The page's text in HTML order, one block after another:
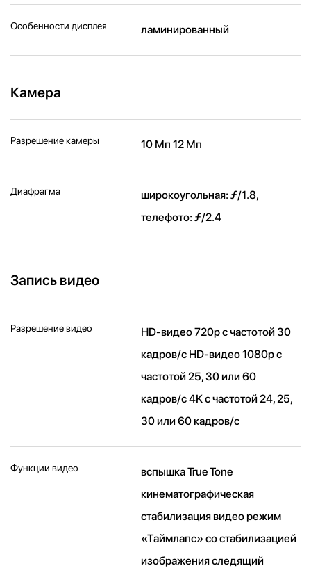
Особенности дисплея ламинированный
Камера
Разрешение камеры 10 Мп 12 Мп
Диафрагма
широкоугольная: ƒ/1.8,
телефото: ƒ/2.4
Запись видео
Разрешение видео
HD-видео 720p с частотой 30
кадров/ с HD-видео 1080p с
частотой 25, 30 или 60
кадров/ с 4K с частотой 24, 25,
30 или 60 кадров/ с
Функции видео
вспышка True Tone
кинематографическая
стабилизация видео режим
«Таймлапс» со стабили­зацией
изображения следящий